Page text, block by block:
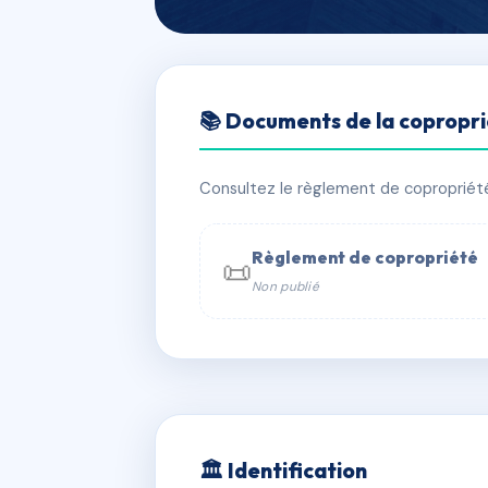
ORANGERIE
📍 26B r pierre brossolette 31400
📞 Contacter Syndic Digital
📚 Documents de la
Consultez le règlement de
📜Règlement de copropriété
Non publié
🏛 Identification